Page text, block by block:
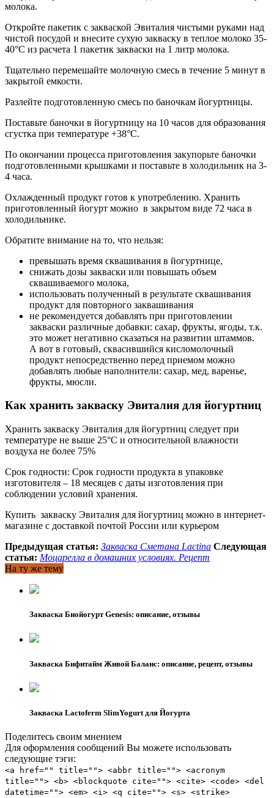
молока.
Откройте пакетик с закваской Эвиталия чистыми руками над
чистой посудой и внесите сухую закваску в теплое молоко 35-
40°С из расчета 1 пакетик закваски на 1 литр молока.
Тщательно перемешайте молочную смесь в течение 5 минут в
закрытой емкости.
Разлейте подготовленную смесь по баночкам йогуртницы.
Поставьте баночки в йогуртницу на 10 часов для образования
сгустка при температуре +38°С.
По окончании процесса приготовления закупорьте баночки
подготовленными крышками и поставьте в холодильник на 3-
4 часа.
Охлажденный продукт готов к употреблению. Хранить
приготовленный йогурт можно в закрытом виде 72 часа в
холодильнике.
Обратите внимание на то, что нельзя:
превышать время сквашивания в йогуртнице,
снижать дозы закваски или повышать объем
сквашиваемого молока,
использовать полученный в результате сквашивания
продукт для повторного заквашивания
не рекомендуется добавлять при приготовлении
закваски различные добавки: сахар, фрукты, ягоды, т.к.
это может негативно сказаться на развитии штаммов.
А вот в готовый, сквасившийся кисломолочный
продукт непосредственно перед приемом можно
добавлять любые наполнители: сахар, мед, варенье,
фрукты, мюсли.
Как хранить закваску Эвиталия для йогуртниц
Хранить закваску Эвиталия для йогуртниц следует при
температуре не выше 25°С и относительной влажности
воздуха не более 75%
Срок годности: Срок годности продукта в упаковке
изготовителя – 18 месяцев с даты изготовления при
соблюдении условий хранения.
Купить закваску Эвиталия для йогуртниц можно в интернет-
магазине с доставкой почтой России или курьером
Предыдущая статья: Закваска Сметана Lactina Следующая
статья: Моцарелла в домашних условиях. Рецепт
На ту же тему
Закваска Биойогурт Genesis: описание, отзывы
Закваска Бифитайм Живой Баланс: описание, рецепт, отзывы
Закваска Lactoferm SlimYogurt для Йогурта
Поделитесь своим мнением
Для оформления сообщений Вы можете использовать
следующие тэги:
<a href="" title=""> <abbr title=""> <acronym
title=""> <b> <blockquote cite=""> <cite> <code> <del
datetime=""> <em> <i> <q cite=""> <s> <strike>